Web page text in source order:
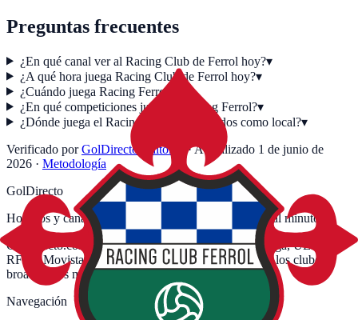
Preguntas frecuentes
¿En qué canal ver al Racing Club de Ferrol hoy?▾
¿A qué hora juega Racing Club de Ferrol hoy?▾
¿Cuándo juega Racing Ferrol?
¿En qué competiciones juega el Racing Ferrol?▾
¿Dónde juega el Racing Ferrol sus partidos como local?▾
Verificado por GolDirecto Editorial ·Actualizado 1 de junio de
2026 · Metodología
GolDirecto
Horarios y canales de fútbol en España. Actualizado al minuto.
GolDirecto.com no está asociada ni afiliada con LaLiga, UEFA,
RFEF, Movistar+, DAZN, RTVE ni con ninguno de los clubes o
broadcasters mencionados.
Navegación